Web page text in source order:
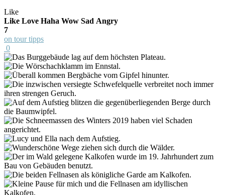
Like
Like Love Haha Wow Sad Angry
7
on tour tipps
0